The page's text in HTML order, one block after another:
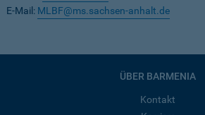
E-Mail: MLBF@ms.sachsen-anhalt.de
ÜBER BARMENIA
Kontakt